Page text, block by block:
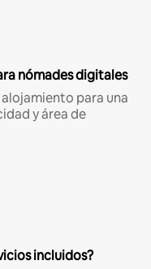
nómades digitales
para una
y área de
incluidos?